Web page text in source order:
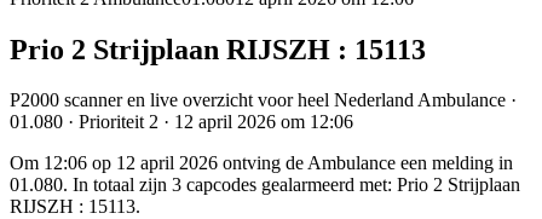
Prio 2 Strijplaan RIJSZH : 15113
P2000 scanner en live overzicht voor heel Nederland Ambulance ·
01.080 · Prioriteit 2 · 12 april 2026 om 12:06
Om 12:06 op 12 april 2026 ontving de Ambulance een melding in
01.080. In totaal zijn 3 capcodes gealarmeerd met: Prio 2 Strijplaan
RIJSZH : 15113.